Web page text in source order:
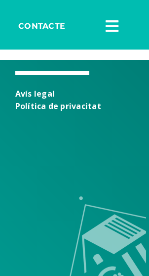
CONTACTE
Avís legal
Política de privacitat